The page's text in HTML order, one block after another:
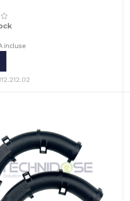
incluse
AU PANIER